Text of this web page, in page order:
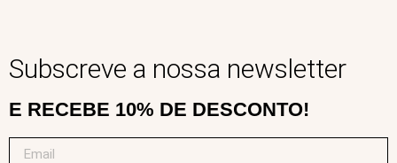
Subscreve a nossa newsletter
E RECEBE 10% DE DESCONTO!